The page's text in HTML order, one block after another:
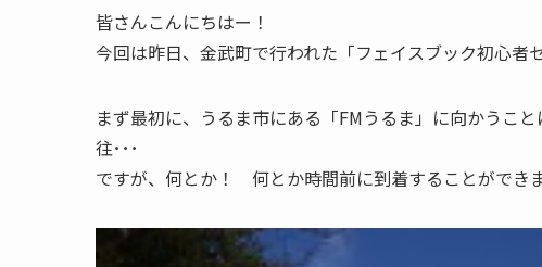
皆さんこんにちはー！
今回は昨日、金武町で行われた「フェイスブック初心者
まず最初に、うるま市にある「FMうるま」に向かうこ
往･･･
ですが、何とか！ 何とか時間前に到着することができ